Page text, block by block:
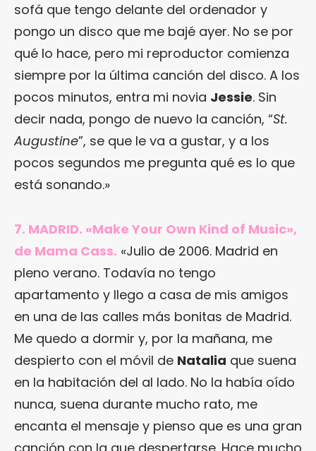
sofá que tengo delante del ordenador y
pongo un disco que me bajé ayer. No se por
qué lo hace, pero mi reproductor comienza
siempre por la última canción del disco. A los
pocos minutos, entra mi novia Jessie. Sin
decir nada, pongo de nuevo la canción, “St.
Augustine”, se que le va a gustar, y a los
pocos segundos me pregunta qué es lo que
está sonando.»
7. MADRID. «Make Your Own Kind of Music»,
de Mama Cass. «Julio de 2006. Madrid en
pleno verano. Todavía no tengo
apartamento y llego a casa de mis amigos
en una de las calles más bonitas de Madrid.
Me quedo a dormir y, por la mañana, me
despierto con el móvil de Natalia que suena
en la habitación del al lado. No la había oído
nunca, suena durante mucho rato, me
encanta el mensaje y pienso que es una gran